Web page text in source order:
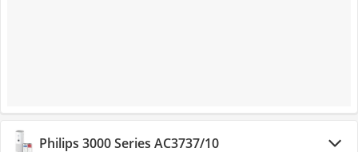
Philips 3000 Series AC3737/10